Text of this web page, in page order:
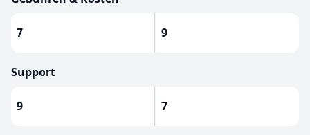
7 9
Support
9 7